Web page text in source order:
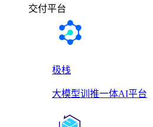
交付平台
极栈
大模型训推一体AI平台